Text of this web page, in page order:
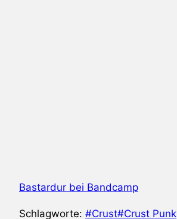
Bastardur bei Bandcamp
Schlagworte: #Crust#Crust Punk